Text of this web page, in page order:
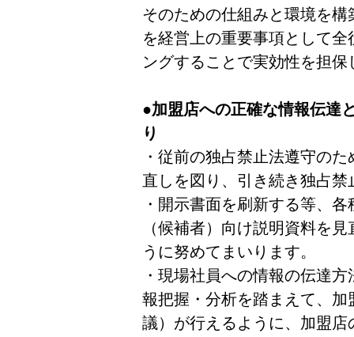
そのための仕組みと環境を
を経営上の重要事項として
ングすることで実効性を担
●加盟店への正確な情報伝達
り
・従前の独占禁止法遵守の
直しを図り、引き続き独占
・開示書面を刷新する等、
（候補者）向け説明資料を
うに努めてまいります。
・現場社員への情報の伝達
報把握・分析を踏まえて、
議）が行えるように、加盟